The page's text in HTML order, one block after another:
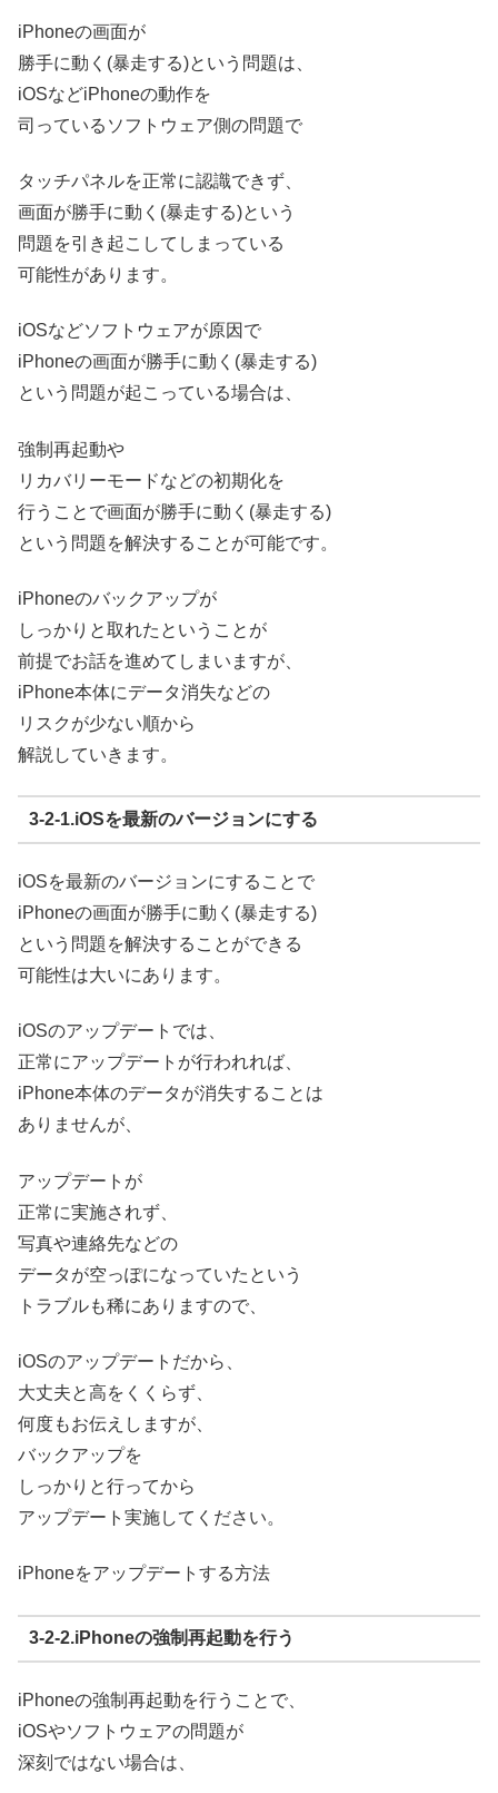
iPhoneの画面が
勝手に動く(暴走する)という問題は、
iOSなどiPhoneの動作を
司っているソフトウェア側の問題で
タッチパネルを正常に認識できず、
画面が勝手に動く(暴走する)という
問題を引き起こしてしまっている
可能性があります。
iOSなどソフトウェアが原因で
iPhoneの画面が勝手に動く(暴走する)
という問題が起こっている場合は、
強制再起動や
リカバリーモードなどの初期化を
行うことで画面が勝手に動く(暴走する)
という問題を解決することが可能です。
iPhoneのバックアップが
しっかりと取れたということが
前提でお話を進めてしまいますが、
iPhone本体にデータ消失などの
リスクが少ない順から
解説していきます。
3-2-1.iOSを最新のバージョンにする
iOSを最新のバージョンにすることで
iPhoneの画面が勝手に動く(暴走する)
という問題を解決することができる
可能性は大いにあります。
iOSのアップデートでは、
正常にアップデートが行われれば、
iPhone本体のデータが消失することは
ありませんが、
アップデートが
正常に実施されず、
写真や連絡先などの
データが空っぽになっていたという
トラブルも稀にありますので、
iOSのアップデートだから、
大丈夫と高をくくらず、
何度もお伝えしますが、
バックアップを
しっかりと行ってから
アップデート実施してください。
iPhoneをアップデートする方法
3-2-2.iPhoneの強制再起動を行う
iPhoneの強制再起動を行うことで、
iOSやソフトウェアの問題が
深刻ではない場合は、